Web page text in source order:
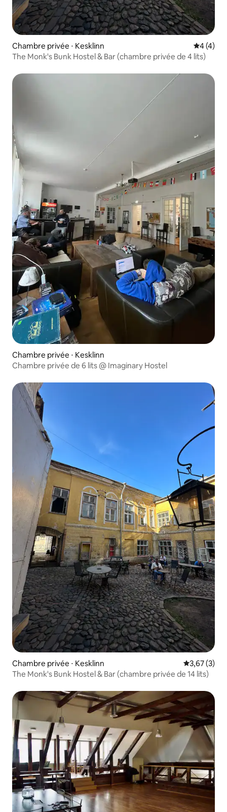
Chambre privée ⋅ Kesklinn
4 (4)
The Monk's Bunk Hostel & Bar (chambre privée de 4 lits)
Chambre privée ⋅ Kesklinn
Chambre privée de 6 lits @ Imaginary Hostel
Chambre privée ⋅ Kesklinn Évaluation
3,67 (3)
The Monk's Bunk Hostel & Bar (chambre privée de 14 lits)